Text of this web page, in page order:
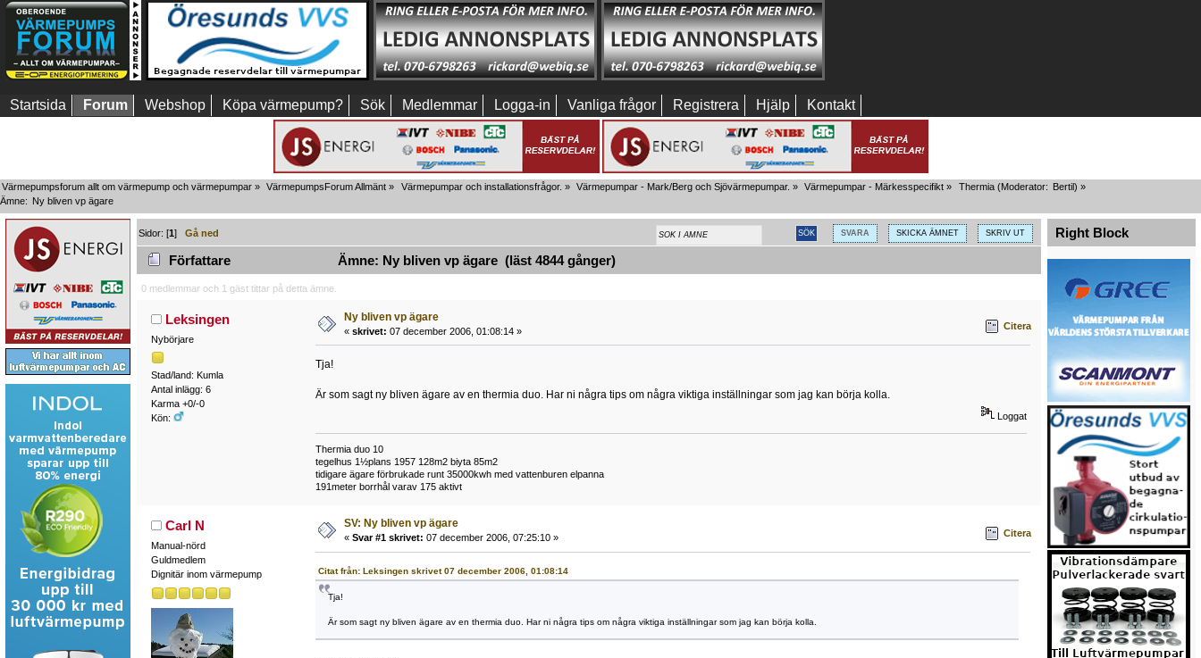
Startsida Forum Webshop Köpa värmepump? Sök Medlemmar Logga-in Vanliga frågor Registrera Hjälp Kontakt
Värmepumpsforum allt om värmepump och värmepumpar » VärmepumpsForum Allmänt » Värmepumpar och installationsfrågor. » Värmepumpar - Mark/Berg och Sjövärmepumpar. » Värmepumpar - Märkesspecifikt » Thermia(Moderator: Bertil) »
Ämne: Ny bliven vp ägare
SVARA SKICKA ÄMNET SKRIV UT
Sidor: [1]Gå ned
Författare Ämne: Ny bliven vp ägare (läst 4844 gånger)
0 medlemmar och 1 gäst tittar på detta ämne.
Leksingen
Nybörjare
Stad/land: Kumla
Antal inlägg: 6
Karma +0/-0
Kön:
Ny bliven vp ägare
« skrivet: 07 december 2006, 01:08:14 » Citera
Tja!
Är som sagt ny bliven ägare av en thermia duo. Har ni några tips om några viktiga inställningar som jag kan börja kolla.
Loggat
Thermia duo 10
tegelhus 1½plans 1957 128m2 biyta 85m2
tidigare ägare förbrukade runt 35000kwh med vattenburen elpanna
191meter borrhål varav 175 aktivt
Carl N
Manual-nörd
Guldmedlem
Dignitär inom värmepump
SV: Ny bliven vp ägare
« Svar #1 skrivet: 07 december 2006, 07:25:10 » Citera
Citat från: Leksingen skrivet 07 december 2006, 01:08:14
Tja!
Är som sagt ny bliven ägare av en thermia duo. Har ni några tips om några viktiga inställningar som jag kan börja kolla.
Right Block